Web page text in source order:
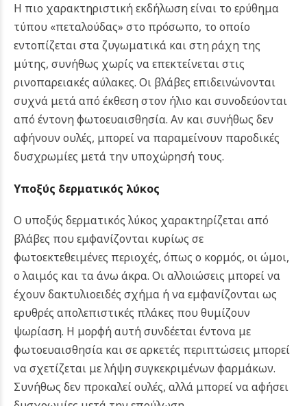
Η πιο χαρακτηριστική εκδήλωση είναι το ερύθημα
τύπου «πεταλούδας» στο πρόσωπο, το οποίο
εντοπίζεται στα ζυγωματικά και στη ράχη της
μύτης, συνήθως χωρίς να επεκτείνεται στις
ρινοπαρειακές αύλακες. Οι βλάβες επιδεινώνονται
συχνά μετά από έκθεση στον ήλιο και συνοδεύονται
από έντονη φωτοευαισθησία. Αν και συνήθως δεν
αφήνουν ουλές, μπορεί να παραμείνουν παροδικές
δυσχρωμίες μετά την υποχώρησή τους.
Υποξύς δερματικός λύκος
Ο υποξύς δερματικός λύκος χαρακτηρίζεται από
βλάβες που εμφανίζονται κυρίως σε
φωτοεκτεθειμένες περιοχές, όπως ο κορμός, οι ώμοι,
ο λαιμός και τα άνω άκρα. Οι αλλοιώσεις μπορεί να
έχουν δακτυλιοειδές σχήμα ή να εμφανίζονται ως
ερυθρές απολεπιστικές πλάκες που θυμίζουν
ψωρίαση. Η μορφή αυτή συνδέεται έντονα με
φωτοευαισθησία και σε αρκετές περιπτώσεις μπορεί
να σχετίζεται με λήψη συγκεκριμένων φαρμάκων.
Συνήθως δεν προκαλεί ουλές, αλλά μπορεί να αφήσει